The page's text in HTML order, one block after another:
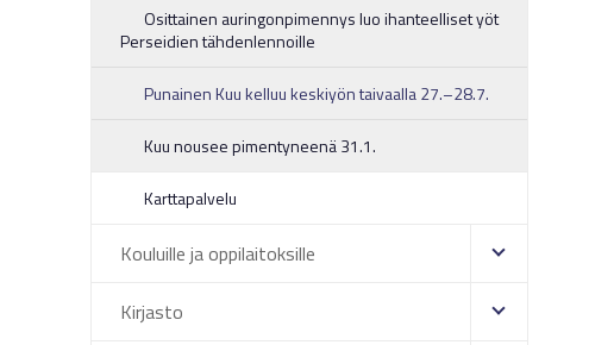
Osittainen auringonpimennys luo ihanteelliset yöt
Perseidien tähdenlennoille
Punainen Kuu kelluu keskiyön taivaalla 27.–28.7.
Kuu nousee pimentyneenä 31.1.
Karttapalvelu
Kouluille ja oppilaitoksille
Kirjasto